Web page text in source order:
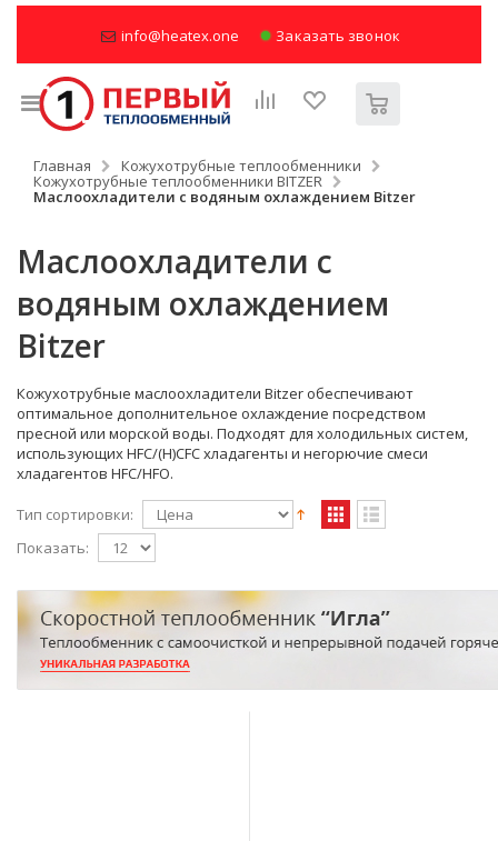
info@heatex.one Заказать звонок
Главная Кожухотрубные теплообменники
Кожухотрубные теплообменники BITZER
Маслоохладители с водяным охлаждением Bitzer
Маслоохладители с
водяным охлаждением
Bitzer
Кожухотрубные маслоохладители Bitzer обеспечивают
оптимальное дополнительное охлаждение посредством
пресной или морской воды. Подходят для холодильных систем,
использующих HFC/(H)CFC хладагенты и негорючие смеси
хладагентов HFC/HFO.
Тип сортировки:
Показать: